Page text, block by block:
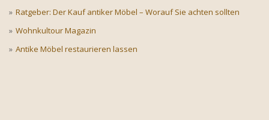
Ratgeber: Der Kauf antiker Möbel – Worauf Sie achten sollten
Wohnkultour Magazin
Antike Möbel restaurieren lassen